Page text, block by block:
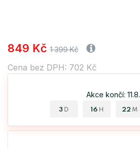
849 Kč 1 399 Kč
Cena bez DPH: 702 Kč
Akce končí: 11.8.
3 D 16 H 22 M